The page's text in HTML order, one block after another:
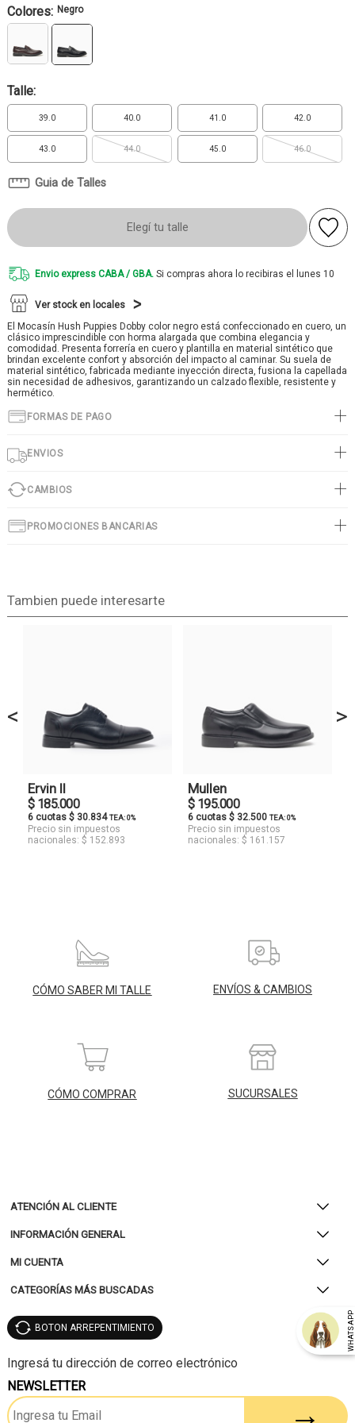
Colores: Negro
Talle:
39.0 40.0 41.0 42.0
43.0 44.0 45.0 46.0
Guia de Talles
Elegí tu talle
Envio express CABA / GBA. Si compras ahora lo recibiras el lunes 10
Ver stock en locales
El Mocasín Hush Puppies Dobby color negro está confeccionado en cuero, un
clásico imprescindible con horma alargada que combina elegancia y
comodidad. Presenta forrería en cuero y plantilla en material sintético que
brindan excelente confort y absorción del impacto al caminar. Su suela de
material sintético, fabricada mediante inyección directa, fusiona la capellada
sin necesidad de adhesivos, garantizando un calzado flexible, resistente y
hermético.
FORMAS DE PAGO
ENVIOS
CAMBIOS
PROMOCIONES BANCARIAS
Tambien puede interesarte
<
Ervin II
$ 185.000
6 cuotas $ 30.834TEA: 0%
Precio sin impuestos
nacionales: $ 152.893
Mullen
$ 195.000
6 cuotas $ 32.500 TEA: 0%
Precio sin impuestos
nacionales: $ 161.157
>
CÓMO SABER MI TALLE ENVÍOS & CAMBIOS
CÓMO COMPRAR SUCURSALES
ATENCIÓN AL CLIENTE
INFORMACIÓN GENERAL
MI CUENTA
CATEGORÍAS MÁS BUSCADAS
WHATSAPP
BOTON ARREPENTIMIENTO
NEWSLETTER